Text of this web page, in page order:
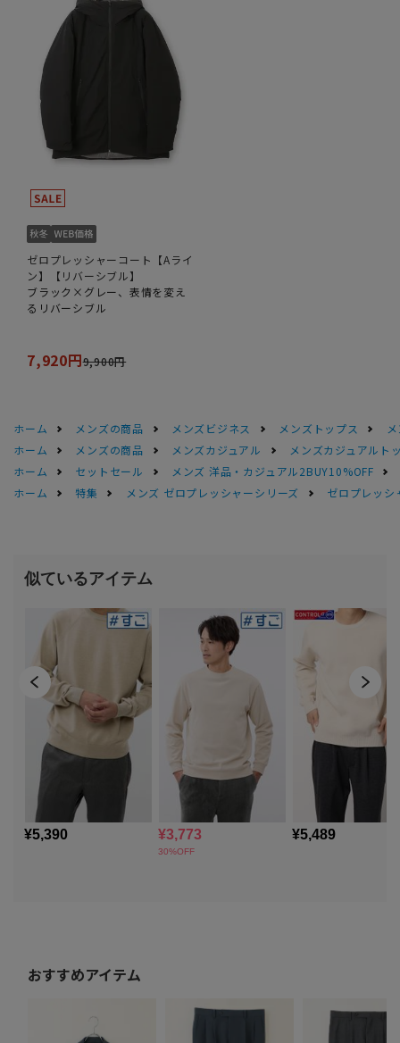
ゼロプレッシャーコート【Aライ
ン】【リバーシブル】
ブラック×グレー、表情を変え
るリバーシブル
7,920円9,900円
ホーム メンズの商品 メンズビジネス メンズトップス
ホーム
メンズの商品 メンズカジュアル
メンズカジュアルト
ホーム
セットセール
メンズ 洋品・カジュアル2BUY10%OFF
ホーム
特集 メンズ ゼロプレッシャーシリーズ ゼロプレッシ